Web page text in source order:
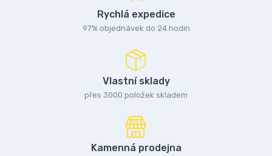
Rychlá expedice
97% objednávek do 24 hodin
Vlastní sklady
přes 3000 položek skladem
Kamenná prodejna